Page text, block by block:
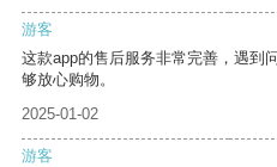
游客
这款app的售后服务非常完善，遇到
够放心购物。
2025-01-02
游客